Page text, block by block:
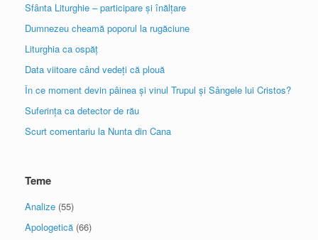
Sfânta Liturghie – participare și înălțare
Dumnezeu cheamă poporul la rugăciune
Liturghia ca ospăț
Data viitoare când vedeți că plouă
În ce moment devin pâinea și vinul Trupul și Sângele lui Cristos?
Suferința ca detector de rău
Scurt comentariu la Nunta din Cana
Teme
Analize (55)
Apologetică (66)